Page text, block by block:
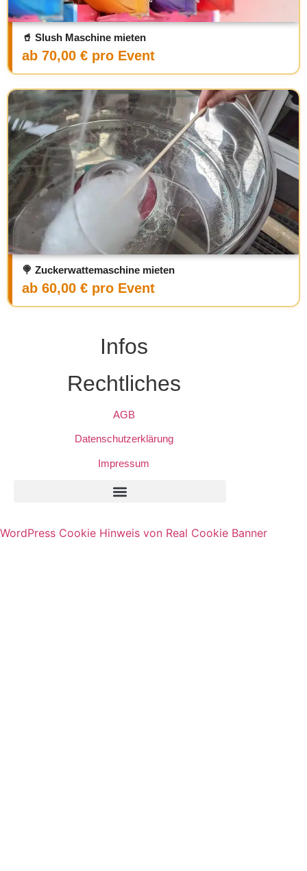
🥤 Slush Maschine mieten
ab 70,00 € pro Event
🍭 Zuckerwattemaschine mieten
ab 60,00 € pro Event
Infos
Rechtliches
AGB
Datenschutzerklärung
Impressum
WordPress Cookie Hinweis von Real Cookie Banner